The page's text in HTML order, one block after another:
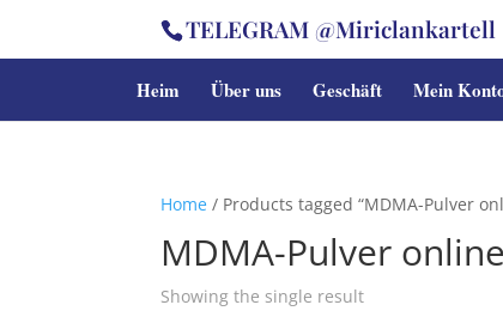
TELEGRAM @Miriclankartell
Heim Über uns Geschäft Mein
Home / Products tagged “MDMA-Pulver
MDMA-Pulver
Showing the single result